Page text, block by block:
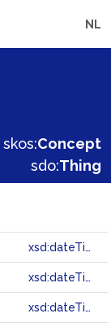
NL
skos:Concept
sdo:Thing
xsd:dateTime
xsd:dateTime
xsd:dateTime